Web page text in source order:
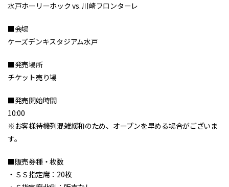
水戸ホーリーホック vs. 川崎フロンターレ
■会場
ケーズデンキスタジアム水戸
■発売場所
チケット売り場
■発売開始時間
10:00
※お客様待機列混雑緩和のため、オープンを早める場合がございま
す。
■販売券種・枚数
・ＳＳ指定席：20枚